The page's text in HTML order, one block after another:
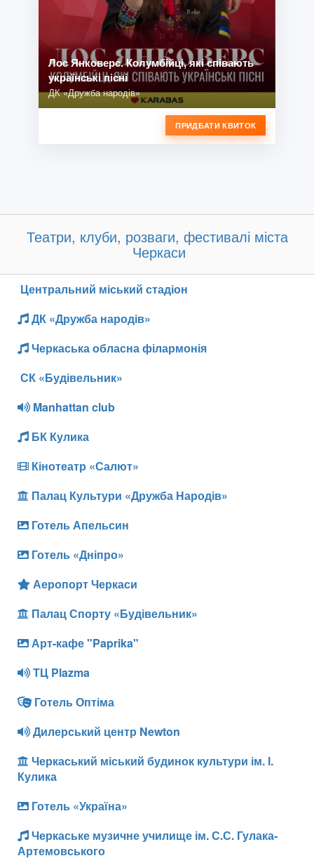
Лос Янковерс. Колумбійці, які співають
українські пісні
ДК «Дружба народів»
ПРИДБАТИ КВИТОК
Театри, клуби, розваги, фестивалі міста
Черкаси
Центральний міський стадіон
ДК «Дружба народів»
Черкаська обласна філармонія
СК «Будівельник»
Manhattan club
БК Кулика
Кінотеатр «Салют»
Палац Культури «Дружба Народів»
Готель Апельсин
Готель «Дніпро»
Аеропорт Черкаси
Палац Спорту «Будівельник»
Арт-кафе "Paprika"
ТЦ Plazma
Готель Оптіма
Дилерський центр Newton
Черкаський міський будинок культури ім. І.
Кулика
Готель «Україна»
Черкаське музичне училище ім. С.С. Гулака-
Артемовського